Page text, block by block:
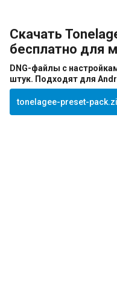
Скачать
бесплатно для
DNG-файлы с
штук. Подходят для
tonelagee-preset-